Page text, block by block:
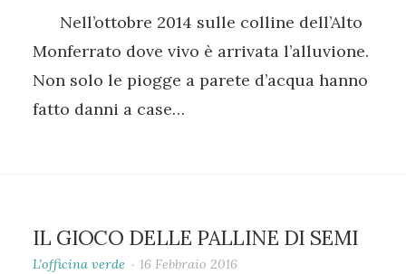
Nell’ottobre 2014 sulle colline dell’Alto
Monferrato dove vivo è arrivata l’alluvione.
Non solo le piogge a parete d’acqua hanno
fatto danni a case…
IL GIOCO DELLE PALLINE DI SEMI
L’officina verde 16 Febbraio 2016